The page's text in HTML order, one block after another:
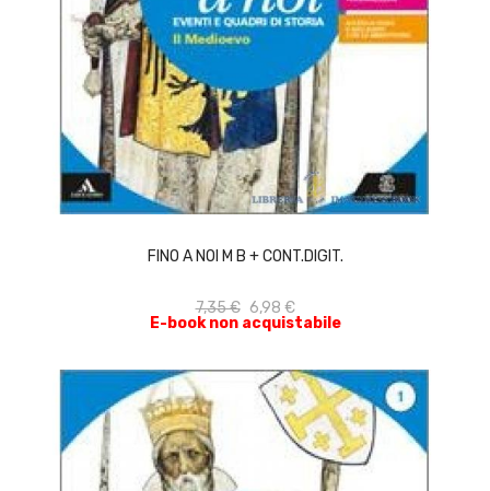
FINO A NOI M B + CONT.DIGIT.
7,35 € 6,98 €
E-book non acquistabile
ACQUISTA